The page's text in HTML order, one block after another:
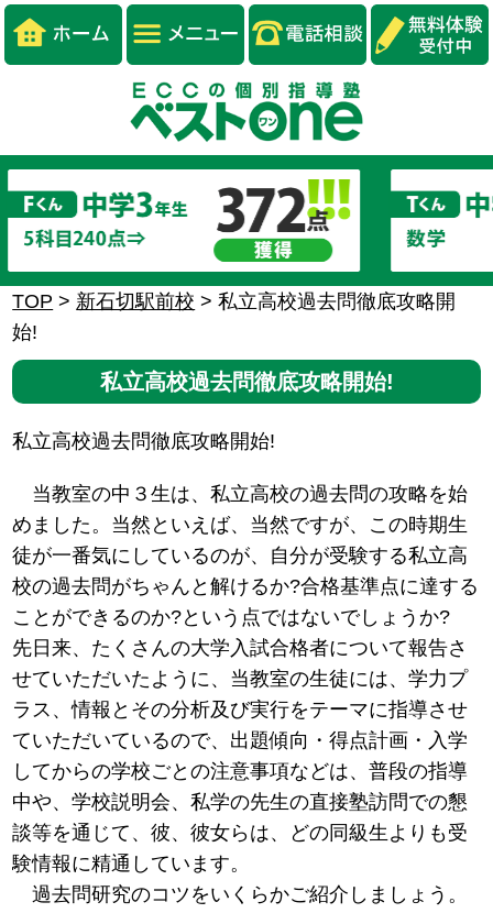
TOP > 新石切駅前校 >私立高校過去問徹底攻略開
始!
私立高校過去問徹底攻略開始!
私立高校過去問徹底攻略開始!
当教室の中３生は、私立高校の過去問の攻略を始
めました。当然といえば、当然ですが、この時期生
徒が一番気にしているのが、自分が受験する私立高
校の過去問がちゃんと解けるか?合格基準点に達する
ことができるのか?という点ではないでしょうか?
先日来、たくさんの大学入試合格者について報告さ
せていただいたように、当教室の生徒には、学力プ
ラス、情報とその分析及び実行をテーマに指導させ
ていただいているので、出題傾向・得点計画・入学
してからの学校ごとの注意事項などは、普段の指導
中や、学校説明会、私学の先生の直接塾訪問での懇
談等を通じて、彼、彼女らは、どの同級生よりも受
験情報に精通しています。
過去問研究のコツをいくらかご紹介しましょう。